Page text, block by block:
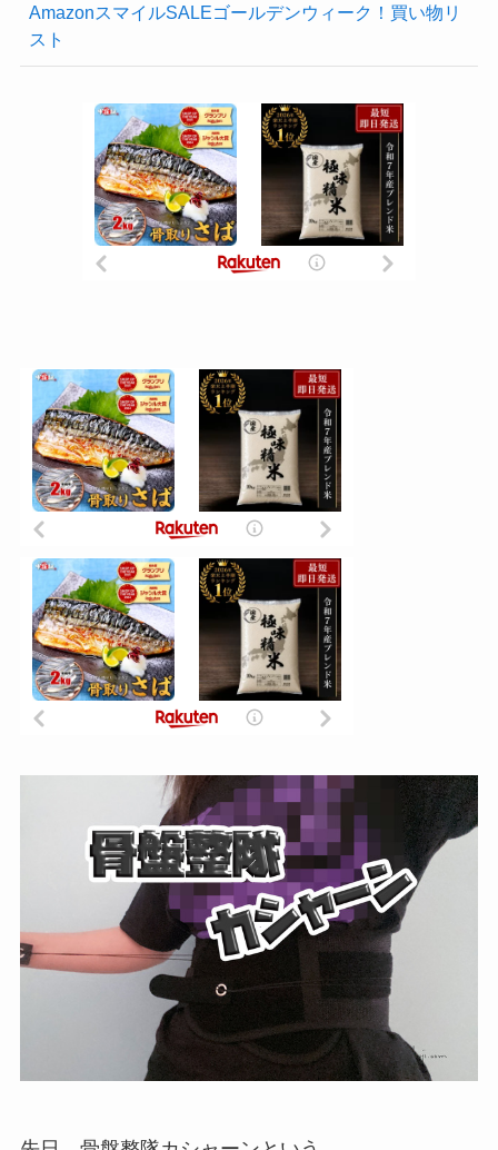
AmazonスマイルSALEゴールデンウィーク！買い物リ
スト